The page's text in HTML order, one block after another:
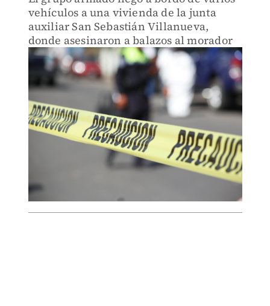
vehículos a una vivienda de la junta
auxiliar San Sebastián Villanueva,
donde asesinaron a balazos al morador